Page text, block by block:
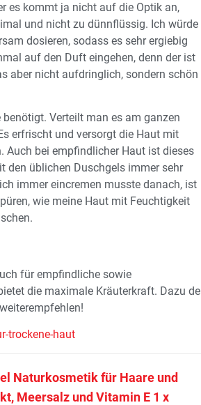
es kommt ja nicht auf die Optik an,
und nicht zu dünnflüssig. Ich würde
dosieren, sodass es sehr ergiebig
auf den Duft eingehen, denn der ist
aber nicht aufdringlich, sondern schön
Verteilt man es am ganzen
erfrischt und versorgt die Haut mit
bei empfindlicher Haut ist dieses
den üblichen Duschgels immer sehr
immer eincremen musste danach, ist
wie meine Haut mit Feuchtigkeit
für empfindliche sowie
die maximale Kräuterkraft. Dazu
trockene-haut
Naturkosmetik für Haare und
Meersalz und Vitamin E 1 x